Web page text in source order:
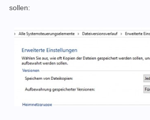
sollen: